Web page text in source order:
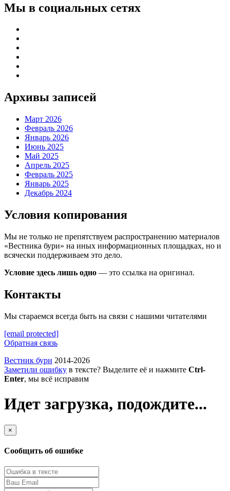
Мы в социальных сетях
Архивы записей
Март 2026
Февраль 2026
Январь 2026
Июнь 2025
Май 2025
Апрель 2025
Февраль 2025
Январь 2025
Декабрь 2024
Условия копирования
Мы не только не препятствуем распространению материалов
«Вестника бури» на иных информационных площадках, но и
всячески поддерживаем это дело.
Условие здесь лишь одно — это ссылка на оригинал.
Контакты
Мы стараемся всегда быть на связи с нашими читателями
[email protected]
Обратная связь
Вестник бури 2014-2026
Заметили ошибку в тексте? Выделите её и нажмите Ctrl-
Enter, мы всё исправим
Идет загрузка, подождите...
×
Сообщить об ошибке